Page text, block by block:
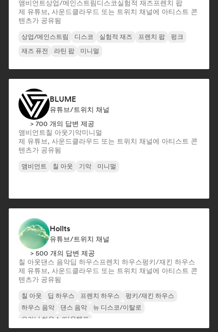
앰비언트상업/메인스트림디스코실험적 재즈프렌치 팝
제 유튜브, 사운드클라우드 또는 트위치 채널에 아티스트 콘
텐츠가 공유됨
상업/메인스트림 디스코 실험적 재즈 프렌치 팝
펑크
재즈 퓨전
라틴 팝 미니멀
BLUME
유튜브/트위치 채널
> 700 개의 답변 제공
앰비언트칠 아웃기악미니멀
제 유튜브, 사운드클라우드 또는 트위치 채널에 아티스트 콘
텐츠가 공유됨
앰비언트 칠 아웃 기악 미니멀
Hollts
유튜브/트위치 채널
> 500 개의 답변 제공
칠 아웃댄스 음악딥 하우스프렌치 하우스펑키/재킨 하우스
제 유튜브, 사운드클라우드 또는 트위치 채널에 아티스트 콘
텐츠가 공유됨
칠 아웃 딥 하우스 프렌치 하우스
펑키/재킨 하우스
하우스 음악
댄스 음악
뉴 디스코/이탈로
오가닉 하우스/다운템포